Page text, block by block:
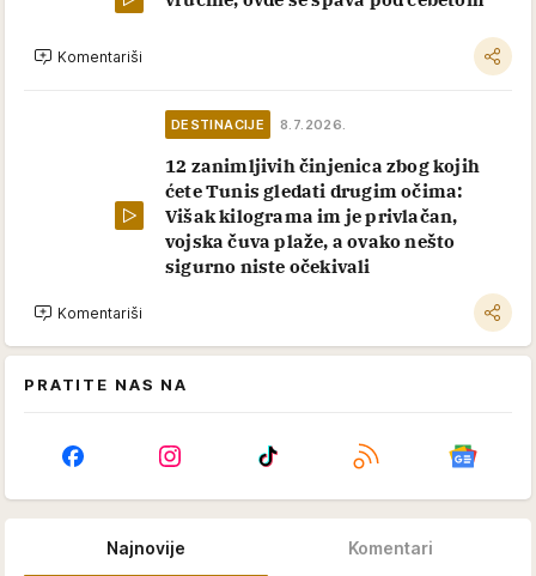
Komentariši
DESTINACIJE 8.7.2026.
12 zanimljivih činjenica zbog kojih
ćete Tunis gledati drugim očima:
Višak kilograma im je privlačan,
vojska čuva plaže, a ovako nešto
sigurno niste očekivali
Komentariši
PRATITE NAS NA
Najnovije Komentari